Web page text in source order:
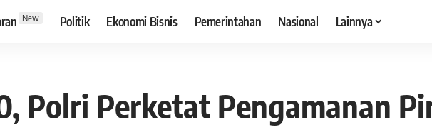
New Politik Ekonomi Bisnis Pemerintahan Nasional Lainnya
Polri Perketat Pengamanan